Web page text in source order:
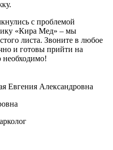
с проблемой
«Кира Мед» – мы
листа. Звоните в любое
и готовы прийти на
необходимо!